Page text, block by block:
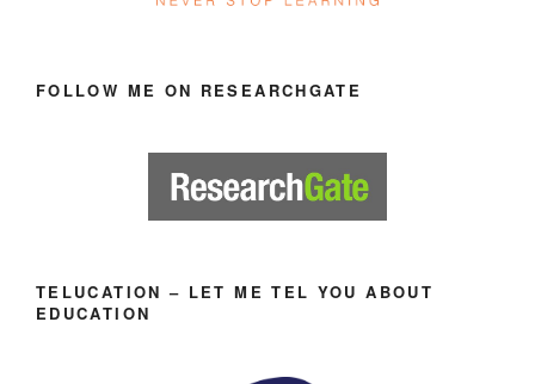
FOLLOW ME ON RESEARCHGATE
TELUCATION – LET ME TEL YOU ABOUT
EDUCATION